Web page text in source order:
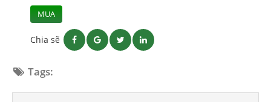
MUA
Chia sẽ
Tags: